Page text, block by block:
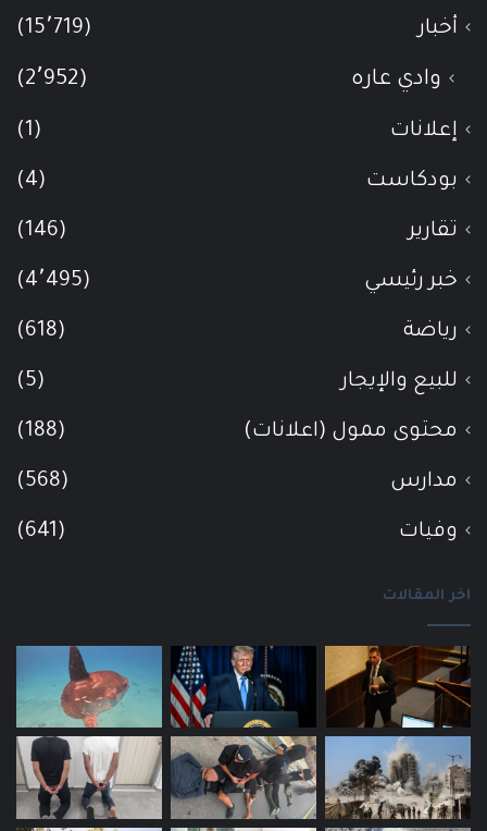
أخبار (15٬719)
وادي عاره (2٬952)
إعلانات (1)
بودكاست (4)
تقارير (146)
خبر رئيسي (4٬495)
رياضة (618)
للبيع والإيجار (5)
محتوى ممول (اعلانات) (188)
مدارس (568)
وفيات (641)
اخر المقالات